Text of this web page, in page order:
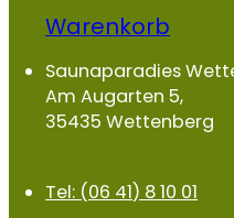
Warenkorb
Saunaparadies
Am Augarten 5,
35435 Wettenberg
Tel: (06 41) 8 10 01